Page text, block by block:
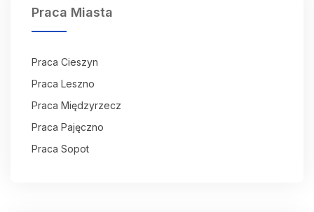
Praca Miasta
Praca Cieszyn
Praca Leszno
Praca Międzyrzecz
Praca Pajęczno
Praca Sopot